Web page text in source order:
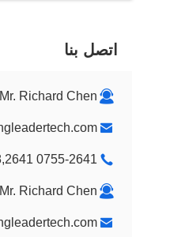
جدار جبل كشك
تصميم جناح عرض مخصص
كشك اللافتات الرقمية
اتصل بنا
Mr. Richard Chen
Mr. Richard Chen